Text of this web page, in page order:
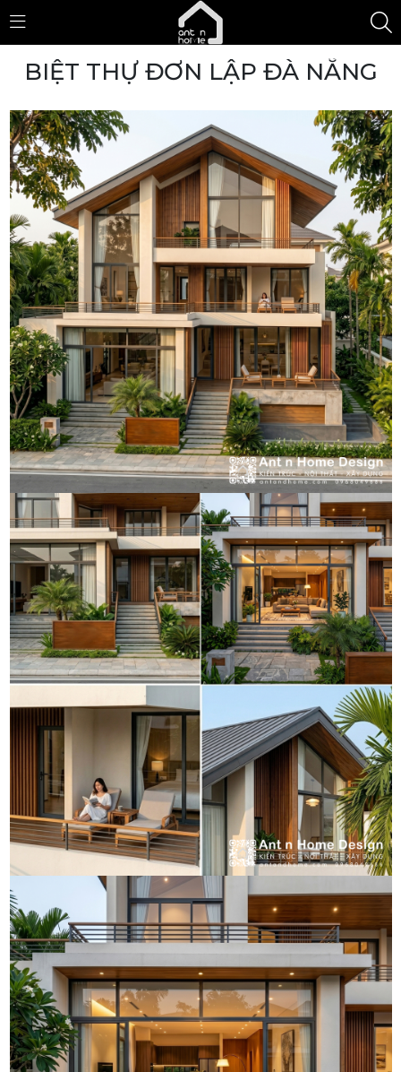
BIỆT THỰ ĐƠN LẬP ĐÀ NẴNG